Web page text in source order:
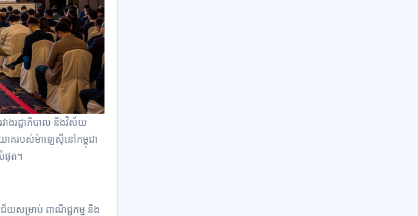
វាងរដ្ឋាភិបាល និងវិស័យ
ោគរបស់ម៉ាឡេស៊ីនៅកម្ពុជា
ផុត។
យសម្រាប់ ពាណិជ្ជកម្ម និង